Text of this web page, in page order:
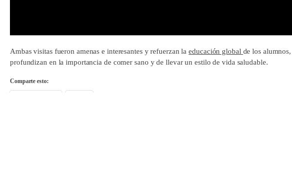
Ambas visitas fueron amenas e interesantes y refuerzan laeducación global de los
profundizan en la importancia de comer sano y de llevar un estilo de vida saludable.
Comparte esto: